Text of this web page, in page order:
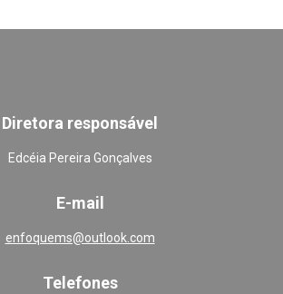
Diretora responsável
Edcéia Pereira Gonçalves
E-mail
enfoquems@outlook.com
Telefones